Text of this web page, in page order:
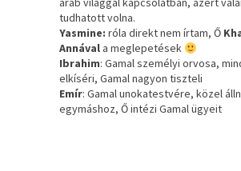
tudhatott volna.
Yasmine: róla direkt nem írtam, Ő
Annával a meglepetések
Ibrahim: Gamal személyi orvosa,
elkíséri, Gamal nagyon tiszteli
Emír: Gamal unokatestvére, közel
egymáshoz, Ő intézi Gamal ügyeit